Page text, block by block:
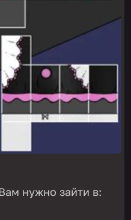
нужно зайти в: